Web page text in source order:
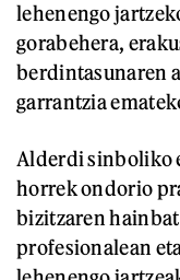
lehenengo
gorabehera,
berdintasunaren
garrantzia
Alderdi sinboliko
horrek ondorio
bizitzaren
profesionalean